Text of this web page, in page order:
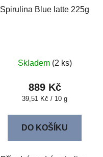
Spirulina Blue latte 225g
Skladem (2 ks)
889 Kč
Měrná
39,51 Kč / 10 g
DO KOŠÍKU